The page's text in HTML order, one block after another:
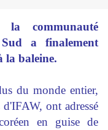
la communauté
a finalement
la baleine.
du monde entier,
ont adressé
en guise de